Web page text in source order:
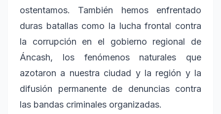
ostentamos. También hemos enfrentado
duras batallas como la lucha frontal contra
la corrupción en el gobierno regional de
Áncash, los fenómenos naturales que
azotaron a nuestra ciudad y la región y la
difusión permanente de denuncias contra
las bandas criminales organizadas.